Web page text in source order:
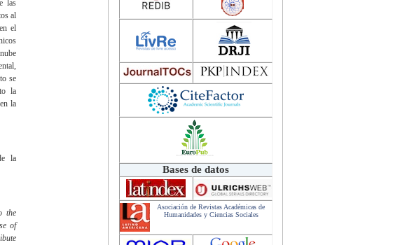
Bases de datos
Asociación de Revistas Académicas de
Humanidades y Ciencias Sociales
las
al
el
se
la
la
la
the
of